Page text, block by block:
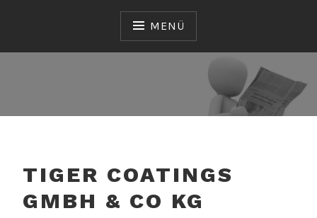
MENÜ
CROSSMEDIAGROUP
TIGER COATINGS
GMBH & CO KG